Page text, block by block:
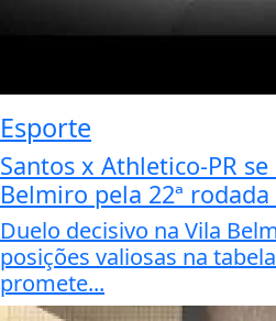
Esporte
Santos x Athletico-PR
Belmiro pela 22ª
Duelo decisivo na Vila
posições valiosas na
promete...